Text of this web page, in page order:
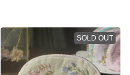
SOLD OUT